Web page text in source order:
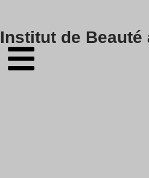
Skip
to
content
Institut de Beauté